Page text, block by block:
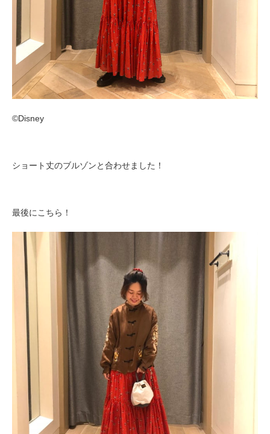
©︎Disney
ショート丈のブルゾンと合わせました！
最後にこちら！